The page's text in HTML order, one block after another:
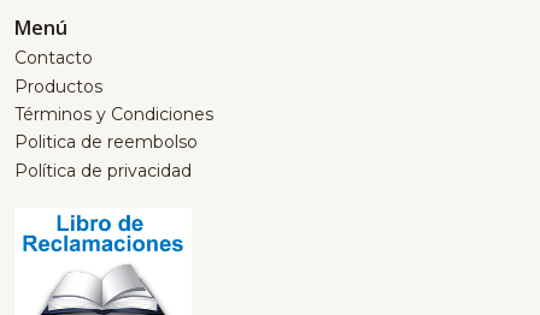
Menú
Contacto
Productos
Términos y Condiciones
Politica de reembolso
Política de privacidad